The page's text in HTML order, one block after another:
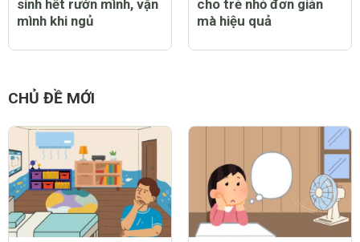
sinh hết rướn mình, vặn
mình khi ngủ
cho trẻ nhỏ đơn giản
mà hiệu quả
CHỦ ĐỀ MỚI